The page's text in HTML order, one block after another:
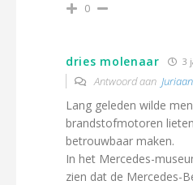
0
dries molenaar 3
Antwoord aan Juriaan
Lang geleden wilde
brandstofmotoren
betrouwbaar maken.
In het Mercedes-
zien dat de Mercedes-